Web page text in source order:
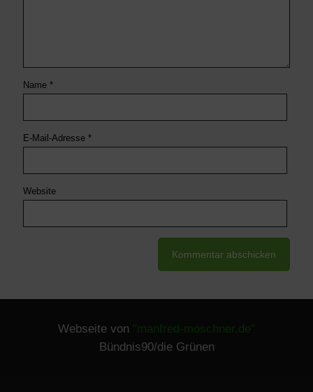
Name *
E-Mail-Adresse *
Website
Webseite von "manfred-moschner.de"
Bündnis90/die Grünen